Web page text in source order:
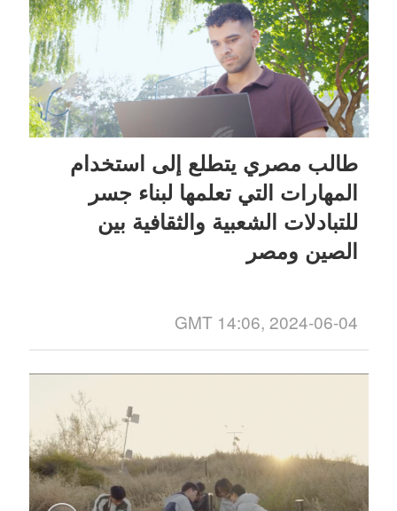
طالب مصري يتطلع إلى استخدام
المهارات التي تعلمها لبناء جسر
للتبادلات الشعبية والثقافية بين
الصين ومصر
GMT 14:06, 2024-06-04